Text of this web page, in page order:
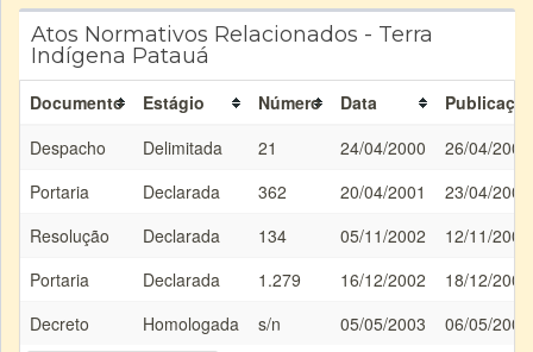
Atos Normativos Relacionados - Terra
Indígena Patauá
Documento Estágio Número Data
Despacho
Delimitada 21 24/04/2000
26/04/2000
Portaria
Declarada 362 20/04/2001
23/04/2001
Resolução
Declarada 134 05/11/2002
12/11/2002
Portaria
Declarada 1.279 16/12/2002
18/12/2002
Decreto
Homologada s/n 05/05/2003
06/05/2003